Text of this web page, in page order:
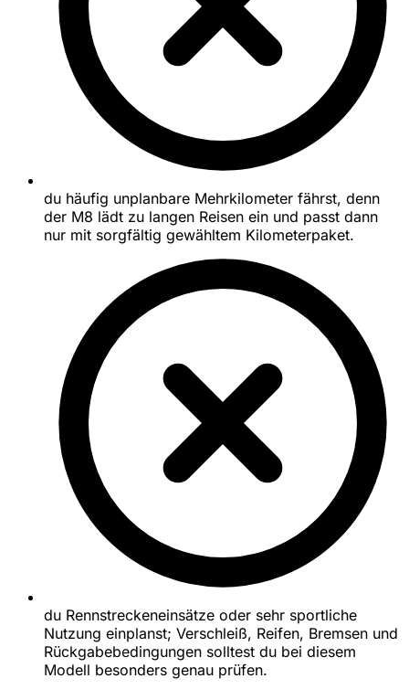
du häufig unplanbare Mehrkilometer fährst, denn
der M8 lädt zu langen Reisen ein und passt dann
nur mit sorgfältig gewähltem Kilometerpaket.
du Rennstreckeneinsätze oder sehr sportliche
Nutzung einplanst; Verschleiß, Reifen, Bremsen und
Rückgabebedingungen solltest du bei diesem
Modell besonders genau prüfen.